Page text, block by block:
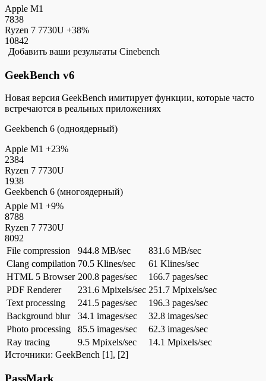
Apple M1
7838
Ryzen 7 7730U +38%
10842
Добавить ваши результаты Cinebench
GeekBench v6
Новая версия GeekBench имитирует функции, которые часто
встречаются в реальных приложениях
Geekbench 6 (одноядерный)
Apple M1 +23%
2384
Ryzen 7 7730U
1938
Geekbench 6 (многоядерный)
Apple M1 +9%
8788
Ryzen 7 7730U
8092
File compression
944.8 MB/sec
831.6 MB/sec
Clang compilation 70.5 Klines/sec
61 Klines/sec
HTML 5 Browser 200.8 pages/sec
166.7 pages/sec
PDF Renderer
231.6 Mpixels/sec 251.7 Mpixels/sec
Text processing
241.5 pages/sec
196.3 pages/sec
Background blur
34.1 images/sec
32.8 images/sec
Photo processing
85.5 images/sec
62.3 images/sec
Ray tracing
9.5 Mpixels/sec
14.1 Mpixels/sec
Источники: GeekBench [1], [2]
PassMark